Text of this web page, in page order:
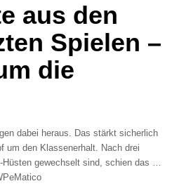
aus den
Spielen –
die
dabei heraus. Das stärkt sicherlich
um den Klassenerhalt. Nach drei
gewechselt sind, schien das …